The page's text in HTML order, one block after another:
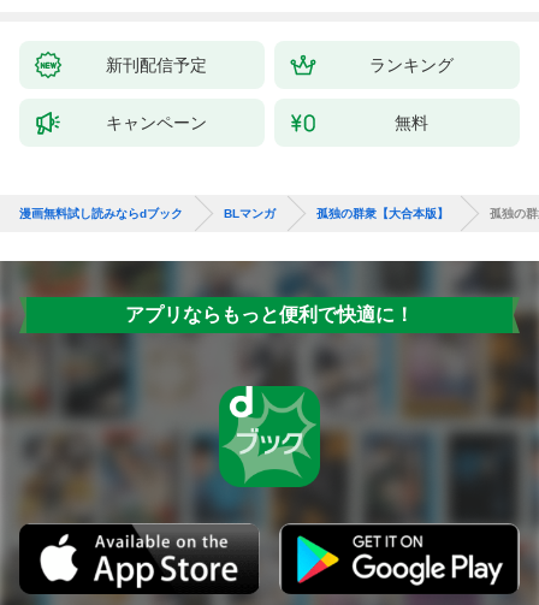
新刊配信予定 ランキング
キャンペーン 無料
漫画無料試し読みならdブック BLマンガ 孤独の群衆【大合本版】 孤独の
アプリならもっと便利で快適に！